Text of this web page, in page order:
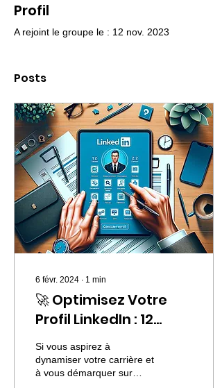
Profil
A rejoint le groupe le : 12 nov. 2023
Posts
6 févr. 2024 ∙ 1 min
🚀 Optimisez Votre
Profil LinkedIn : 12
Conseils Essentiels
pour Briller sur la
Plateforme 🤩✨
Si vous aspirez à
dynamiser votre carrière et
à vous démarquer sur